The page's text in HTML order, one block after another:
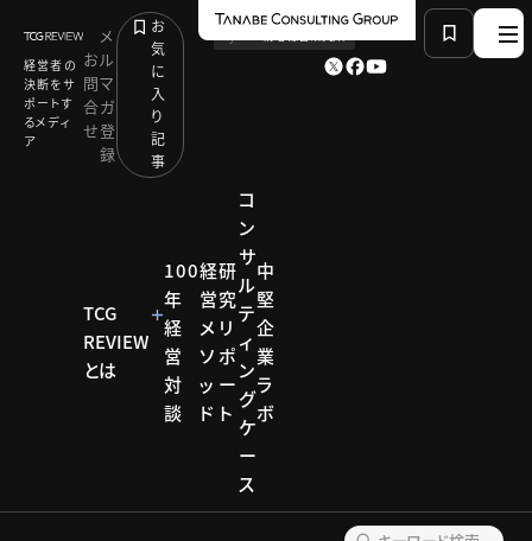
経営者の
決断をサ
ポートす
るメディ
ア
お
問
合
せ
メ
ル
マ
ガ
登
録
お
気
に
入
り
記
事
TCG
REVIEW
とは
100
年
経
営
対
談
経
営
メ
ソ
ッ
ド
研
究
リ
ポ
ー
ト
コ
ン
サ
ル
テ
ィ
ン
グ
ケ
ー
ス
中
堅
企
業
ラ
ボ
モデル企業
顧客を理解し、最適なアプローチを導き出す
モデル企業
モデル
【企業事例】